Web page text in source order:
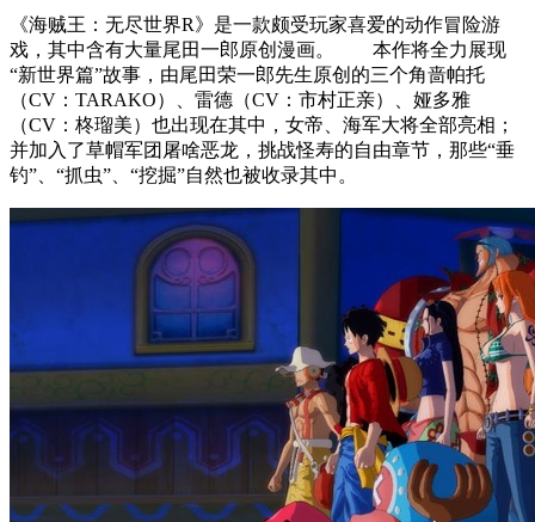
《海贼王：无尽世界R》是一款颇受玩家喜爱的动作冒险游
戏，其中含有大量尾田一郎原创漫画。 本作将全力展现
“新世界篇”故事，由尾田荣一郎先生原创的三个角啬帕托
（CV：TARAKO）、雷德（CV：市村正亲）、娅多雅
（CV：柊瑠美）也出现在其中，女帝、海军大将全部亮相；
并加入了草帽军团屠啥恶龙，挑战怪寿的自由章节，那些“垂
钓”、“抓虫”、“挖掘”自然也被收录其中。